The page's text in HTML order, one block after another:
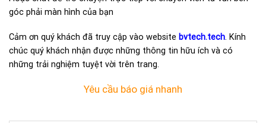
góc phải màn hình của bạn
Cảm ơn quý khách đã truy cập vào website bvtech.tech. Kính
chúc quý khách nhận được những thông tin hữu ích và có
những trải nghiệm tuyệt vời trên trang.
Yêu cầu báo giá nhanh